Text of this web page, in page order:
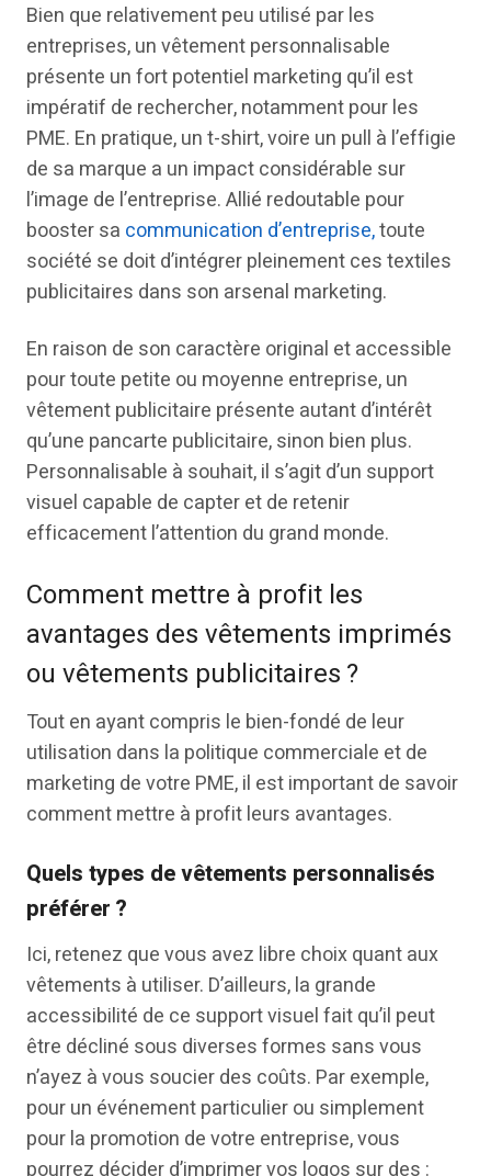
Bien que relativement peu utilisé par les
entreprises, un vêtement personnalisable
présente un fort potentiel marketing qu’il est
impératif de rechercher, notamment pour les
PME. En pratique, un t-shirt, voire un pull à l’effigie
de sa marque a un impact considérable sur
l’image de l’entreprise. Allié redoutable pour
booster sa communication d’entreprise,toute
société se doit d’intégrer pleinement ces textiles
publicitaires dans son arsenal marketing.
En raison de son caractère original et accessible
pour toute petite ou moyenne entreprise, un
vêtement publicitaire présente autant d’intérêt
qu’une pancarte publicitaire, sinon bien plus.
Personnalisable à souhait, il s’agit d’un support
visuel capable de capter et de retenir
efficacement l’attention du grand monde.
Comment mettre à profit les
avantages des vêtements imprimés
ou vêtements publicitaires ?
Tout en ayant compris le bien-fondé de leur
utilisation dans la politique commerciale et de
marketing de votre PME, il est important de savoir
comment mettre à profit leurs avantages.
Quels types de vêtements personnalisés
préférer ?
Ici, retenez que vous avez libre choix quant aux
vêtements à utiliser. D’ailleurs, la grande
accessibilité de ce support visuel fait qu’il peut
être décliné sous diverses formes sans vous
n’ayez à vous soucier des coûts. Par exemple,
pour un événement particulier ou simplement
pour la promotion de votre entreprise, vous
pourrez décider d’imprimer vos logos sur des :